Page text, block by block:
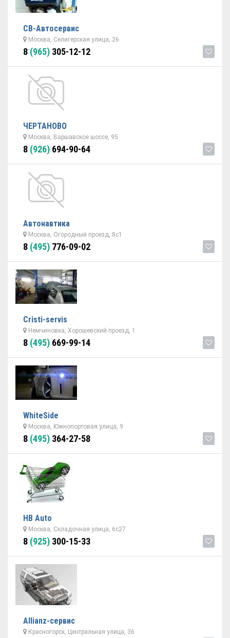
СВ-Автосервис
Москва, Селигерская улица, 26
8 (965) 305-12-12
ЧЕРТАНОВО
Москва, Варшавское шоссе, 95
8 (926) 694-90-64
Автонавтика
Москва, Огородный проезд, 8с1
8 (495) 776-09-02
Cristi-servis
Немчиновка, Хорошевский проезд, 1
8 (495) 669-99-14
WhiteSide
Москва, Южнопортовая улица, 9
8 (495) 364-27-58
НВ Auto
Москва, Складочная улица, 6с27
8 (925) 300-15-33
Allianz-сервис
Красногорск, Центральная улица, 36